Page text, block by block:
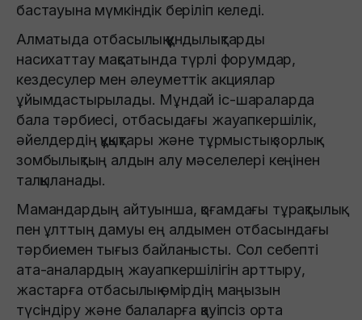
бастауына мүмкіндік беріліп келеді.
Алматыда отбасылық құндылықтарды
насихаттау мақсатында түрлі форумдар,
кездесулер мен әлеуметтік акциялар
ұйымдастырылады. Мұндай іс-шараларда
бала тәрбиесі, отбасыдағы жауапкершілік,
әйелдердің құқықтары және тұрмыстық зорлық-
зомбылықтың алдын алу мәселелері кеңінен
талқыланады.
Мамандардың айтуынша, қоғамдағы тұрақтылық
пен ұлттың дамуы ең алдымен отбасындағы
тәрбиемен тығыз байланысты. Сол себепті
ата-аналардың жауапкершілігін арттыру,
жастарға отбасылық өмірдің маңызын
түсіндіру және балаларға қауіпсіз орта